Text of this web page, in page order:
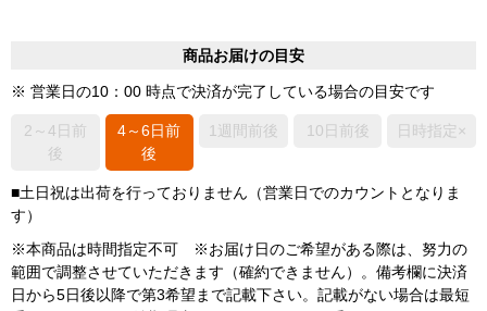
商品お届けの目安
※ 営業日の10：00 時点で決済が完了している場合の目安です
2～4日前
後
4～6日前
後
1週間前後 10日前後 日時指定×
■土日祝は出荷を行っておりません（営業日でのカウントとなりま
す）
※本商品は時間指定不可 ※お届け日のご希望がある際は、努力の
範囲で調整させていただきます（確約できません）。備考欄に決済
日から5日後以降で第3希望まで記載下さい。記載がない場合は最短